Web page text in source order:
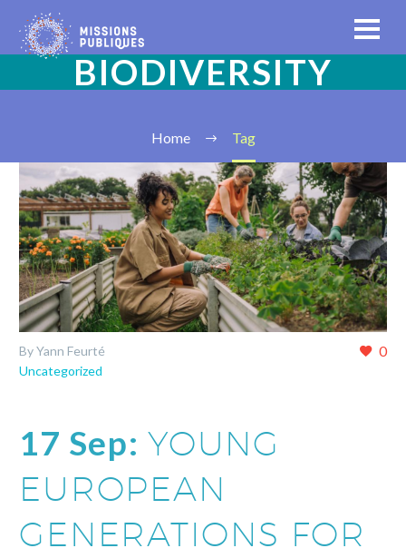
BIODIVERSITY
Home Tag
0
By Yann Feurté
Uncategorized
17 Sep: YOUNG
EUROPEAN
GENERATIONS FOR